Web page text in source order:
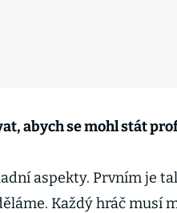
abych se mohl stát
aspekty. Prvním je
Každý hráč musí